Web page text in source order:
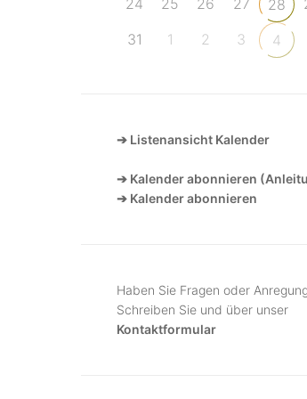
24
25 26 27 28
31
1 2 3 4
➔ Listenansicht Kalender
➔ Kalender abonnieren
➔ Kalender abonnieren
Haben Sie Fragen oder
Schreiben Sie und über unser
Kontaktformular